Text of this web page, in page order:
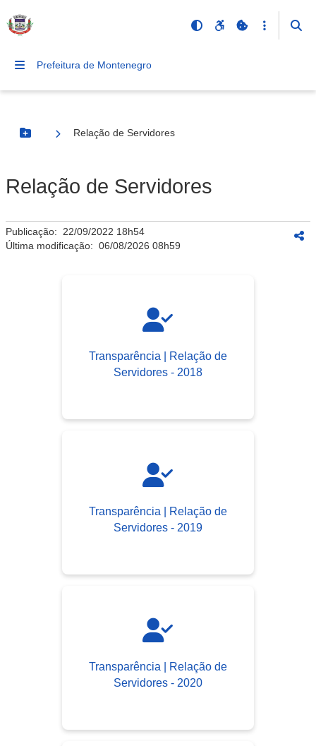
Prefeitura de Montenegro
Botão Menu
Relação de Servidores
Relação de Servidores
Publicação: 22/09/2022 18h54
Última modificação: 06/08/2026 08h59
Transparência | Relação de
Servidores - 2018
Transparência | Relação de
Servidores - 2019
Transparência | Relação de
Servidores - 2020